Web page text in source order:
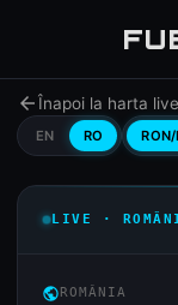
arrow_backÎnapoi la harta live
EN RO RON/
LIVE ·
publicROMÂNIA